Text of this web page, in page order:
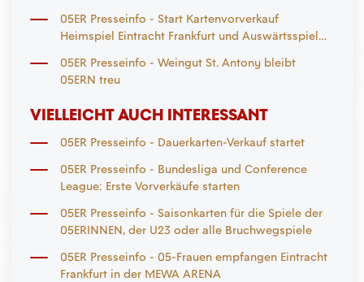
05ER Presseinfo - Start Kartenvorverkauf
Heimspiel Eintracht Frankfurt und Auswärtsspiel
05ER Presseinfo - Weingut St. Antony bleibt
05ERN treu
VIELLEICHT AUCH INTERESSANT
05ER Presseinfo - Dauerkarten-Verkauf startet
05ER Presseinfo - Bundesliga und Conference
League: Erste Vorverkäufe starten
05ER Presseinfo - Saisonkarten für die Spiele der
05ERINNEN, der U23 oder alle Bruchwegspiele
05ER Presseinfo - 05-Frauen empfangen Eintracht
Frankfurt in der MEWA ARENA